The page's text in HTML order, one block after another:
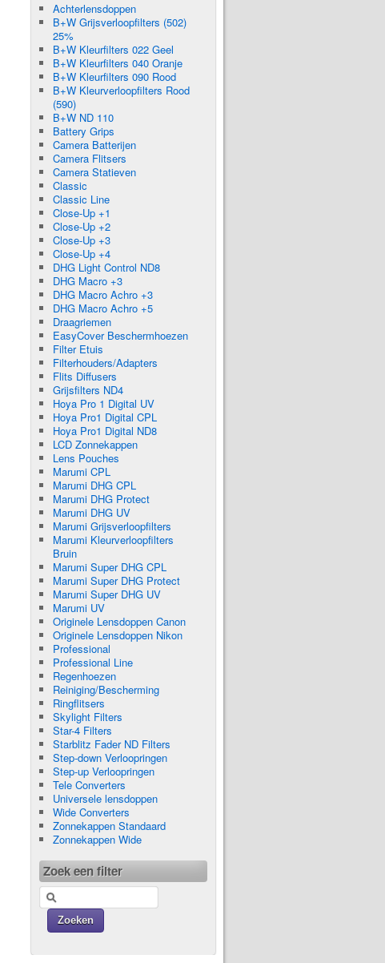
Achterlensdoppen
B+W Grijsverloopfilters (502)
25%
B+W Kleurfilters 022 Geel
B+W Kleurfilters 040 Oranje
B+W Kleurfilters 090 Rood
B+W Kleurverloopfilters Rood
(590)
B+W ND 110
Battery Grips
Camera Batterijen
Camera Flitsers
Camera Statieven
Classic
Classic Line
Close-Up +1
Close-Up +2
Close-Up +3
Close-Up +4
DHG Light Control ND8
DHG Macro +3
DHG Macro Achro +3
DHG Macro Achro +5
Draagriemen
EasyCover Beschermhoezen
Filter Etuis
Filterhouders/Adapters
Flits Diffusers
Grijsfilters ND4
Hoya Pro 1 Digital UV
Hoya Pro1 Digital CPL
Hoya Pro1 Digital ND8
LCD Zonnekappen
Lens Pouches
Marumi CPL
Marumi DHG CPL
Marumi DHG Protect
Marumi DHG UV
Marumi Grijsverloopfilters
Marumi Kleurverloopfilters
Bruin
Marumi Super DHG CPL
Marumi Super DHG Protect
Marumi Super DHG UV
Marumi UV
Originele Lensdoppen Canon
Originele Lensdoppen Nikon
Professional
Professional Line
Regenhoezen
Reiniging/Bescherming
Ringflitsers
Skylight Filters
Star-4 Filters
Starblitz Fader ND Filters
Step-down Verloopringen
Step-up Verloopringen
Tele Converters
Universele lensdoppen
Wide Converters
Zonnekappen Standaard
Zonnekappen Wide
Zoek een filter